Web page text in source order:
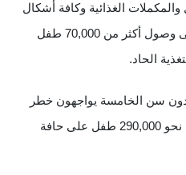
الغذائية وكافة أشكال
المساعدات الإنسانية، ما أدى إلى وصول أكثر من 70,000 طفل
الحاد.
من 3,500 طفل دون سن الخامسة يواجهون خطر
الموت الوشيك جوعًا، فيما يقف نحو 290,000 طفل على حافة